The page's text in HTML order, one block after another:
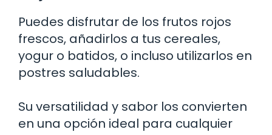
Puedes disfrutar de los frutos rojos
frescos, añadirlos a tus cereales,
yogur o batidos, o incluso utilizarlos en
postres saludables.
Su versatilidad y sabor los convierten
en una opción ideal para cualquier